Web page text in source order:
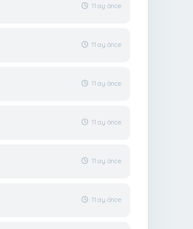
11 ay önce
11 ay önce
11 ay önce
11 ay önce
11 ay önce
11 ay önce